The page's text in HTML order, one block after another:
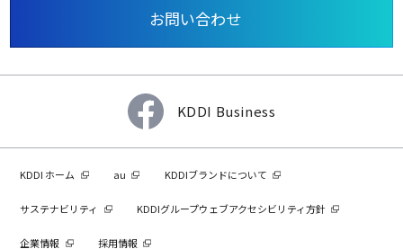
お問い合わせ
KDDI Business
KDDI ホーム au KDDIブランドについて
サステナビリティ KDDIグループウェブアクセシビリティ方針
企業情報 採用情報